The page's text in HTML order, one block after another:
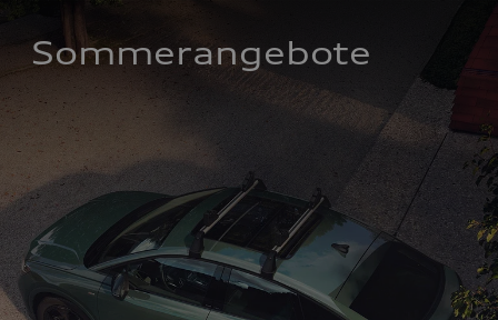
Sommerangebote